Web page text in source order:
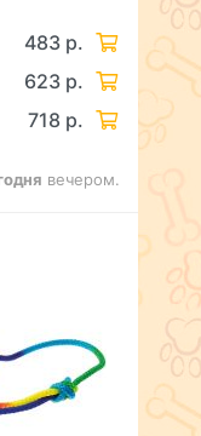
483 р.
623 р.
718 р.
вечером.